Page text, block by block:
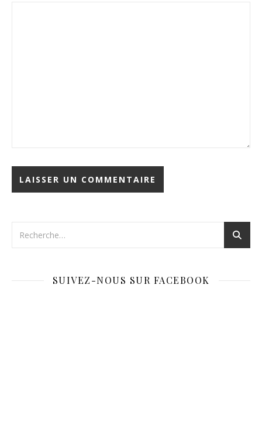
SUIVEZ-NOUS SUR FACEBOOK